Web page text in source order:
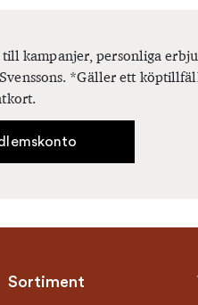
kampanjer, personliga
*Gäller ett
Sortiment